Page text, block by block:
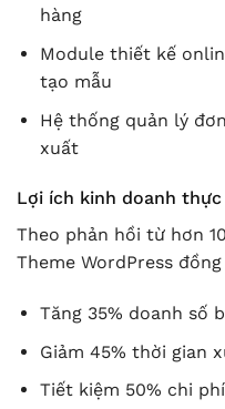
hàng
Module thiết kế
tạo mẫu
Hệ thống quản lý
xuất
Lợi ích kinh doanh
Theo phản hồi từ hơn
Theme WordPress
Tăng 35% doanh số
Giảm 45% thời gian
Tiết kiệm 50% chi